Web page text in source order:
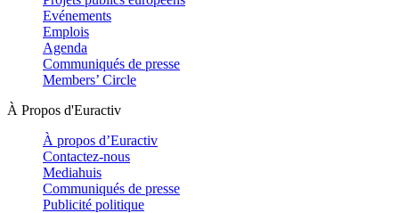
Evénements
Emplois
Agenda
Communiqués de presse
Members’ Circle
À Propos d'Euractiv
À propos d’Euractiv
Contactez-nous
Mediahuis
Communiqués de presse
Publicité politique